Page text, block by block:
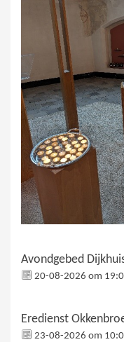
Avondgebed
20-08-2026 om
Eredienst
23-08-2026 om